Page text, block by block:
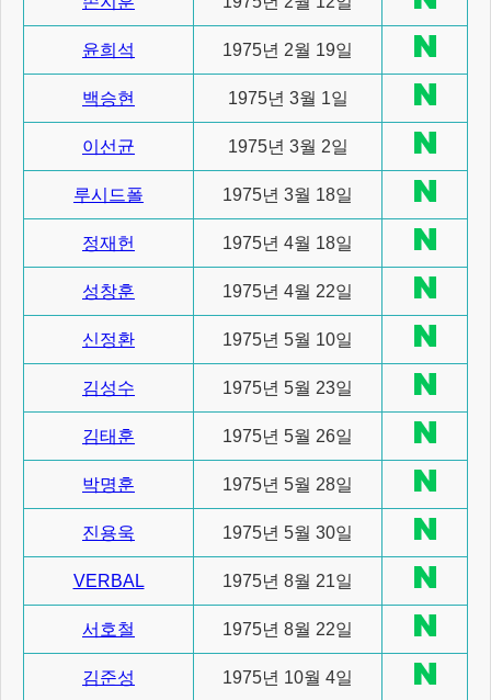
윤희석 1975년 2월 19일
백승현 1975년 3월 1일
이선균 1975년 3월 2일
루시드폴 1975년 3월 18일
정재헌 1975년 4월 18일
성창훈 1975년 4월 22일
신정환 1975년 5월 10일
김성수 1975년 5월 23일
김태훈 1975년 5월 26일
박명훈 1975년 5월 28일
진용욱 1975년 5월 30일
VERBAL 1975년 8월 21일
서호철 1975년 8월 22일
김준성 1975년 10월 4일